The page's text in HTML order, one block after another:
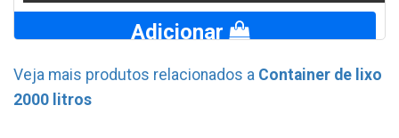
Adicionar
WhatsApp
Veja mais produtos relacionados a Container de lixo
2000 litros